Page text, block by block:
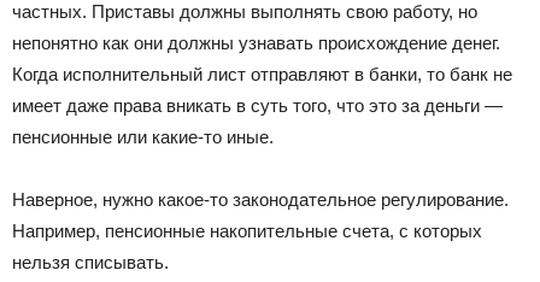
частных. Приставы должны выполнять свою работу, но
непонятно как они должны узнавать происхождение денег.
Когда исполнительный лист отправляют в банки, то банк не
имеет даже права вникать в суть того, что это за деньги —
пенсионные или какие-то иные.
Наверное, нужно какое-то законодательное регулирование.
Например, пенсионные накопительные счета, с которых
нельзя списывать.